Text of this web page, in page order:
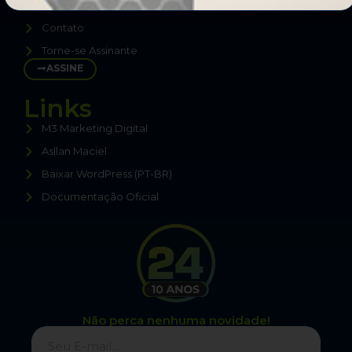
Termos de Uso
Contato
Torne-se Assinante
ASSINE
Links
M3 Marketing Digital
Asllan Maciel
Baixar WordPress (PT-BR)
Documentação Oficial
Não perca nenhuma novidade!